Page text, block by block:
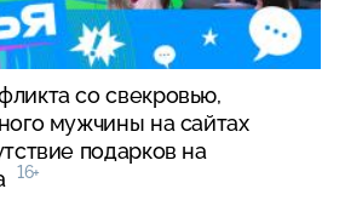
со свекровью,
мужчины на сайтах
подарков на
16+